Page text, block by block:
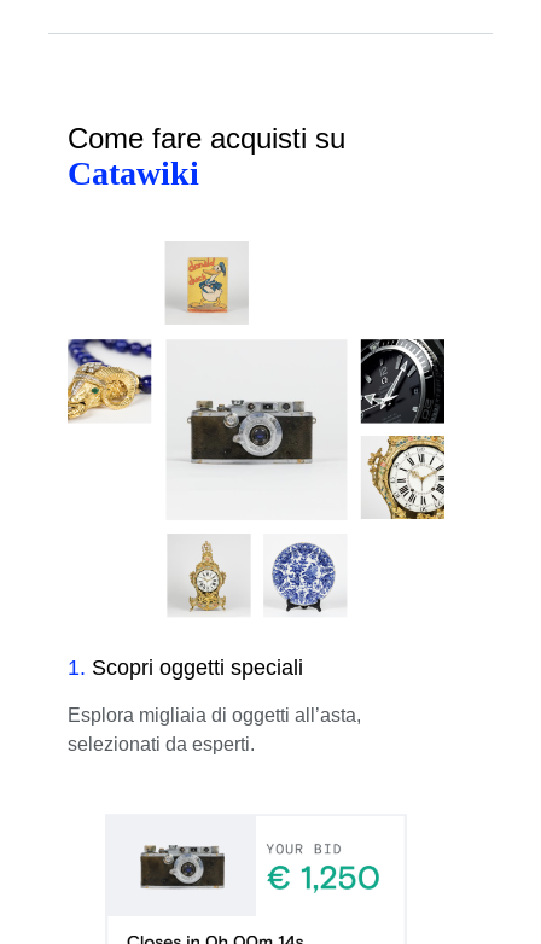
Come fare acquisti su
Catawiki
1. Scopri oggetti speciali
Esplora migliaia di oggetti all’asta,
selezionati da esperti.